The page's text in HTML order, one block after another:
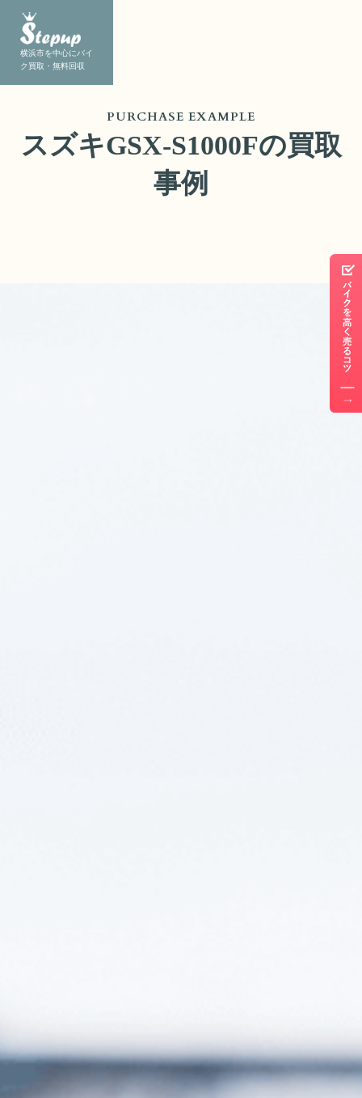
横浜市を中心にバイ
ク買取・無料回収
スズキGSX-S1000Fの買取
事例
PURCHASE EXAMPLE